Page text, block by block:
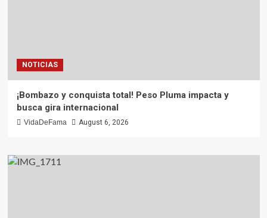
NOTICIAS
¡Bombazo y conquista total! Peso Pluma impacta y
busca gira internacional
VidaDeFama August 6, 2026